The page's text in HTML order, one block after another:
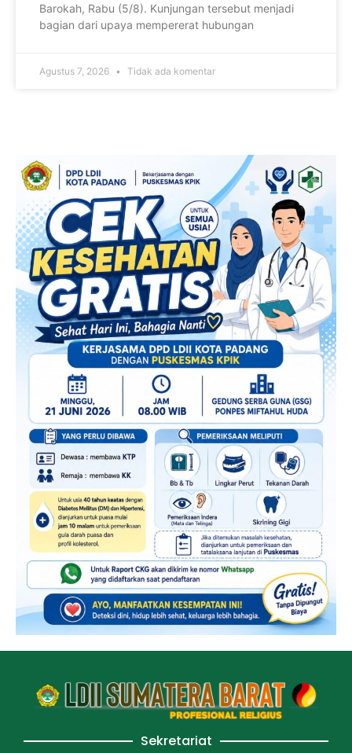
Barokah, Rabu (5/8). Kunjungan tersebut menjadi
bagian dari upaya mempererat hubungan
Agustus 7, 2026 Tidak ada komentar
Sekretariat